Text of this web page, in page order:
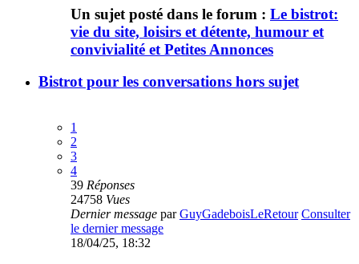
Un sujet posté dans le forum : Le bistrot:
vie du site, loisirs et détente, humour et
convivialité et Petites Annonces
Bistrot pour les conversations hors sujet
1
2
3
4
39 Réponses
24758 Vues
Dernier message parGuyGadeboisLeRetour Consulter
le dernier message
18/04/25, 18:32